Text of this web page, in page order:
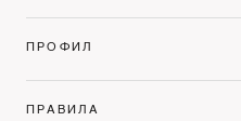
ПРОФИЛ
ПРАВИЛА